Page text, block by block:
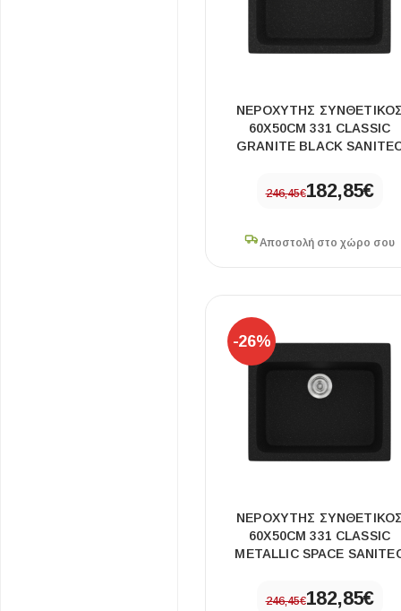
ΝΕΡΟΧΥΤΗΣ ΣΥΝΘΕΤΙΚΟΣ
60X50CM 331 CLASSIC
GRANITE BLACK
246,45€182,85€
Αποστολή στο χώρο σου
-26%
ΝΕΡΟΧΥΤΗΣ ΣΥΝΘΕΤΙΚΟΣ
60X50CM 331 CLASSIC
METALLIC SPACE
246,45€182,85€